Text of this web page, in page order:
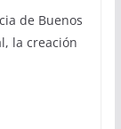
de Buenos
la creación